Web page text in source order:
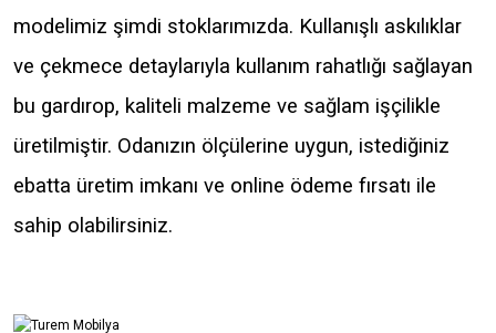
modelimiz şimdi stoklarımızda. Kullanışlı askılıklar
ve çekmece detaylarıyla kullanım rahatlığı sağlayan
bu gardırop, kaliteli malzeme ve sağlam işçilikle
üretilmiştir. Odanızın ölçülerine uygun, istediğiniz
ebatta üretim imkanı ve online ödeme fırsatı ile
sahip olabilirsiniz.